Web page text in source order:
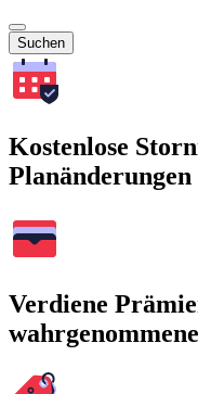
Suchen
Kostenlose
Planänderungen
Verdiene